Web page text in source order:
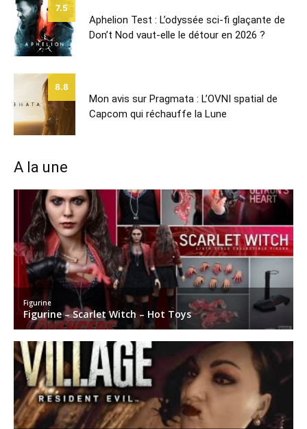
7.5
Aphelion Test : L’odyssée sci-fi glaçante de
Don’t Nod vaut-elle le détour en 2026 ?
8.8
Mon avis sur Pragmata : L’OVNI spatial de
Capcom qui réchauffe la Lune
A la une